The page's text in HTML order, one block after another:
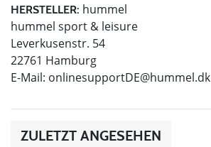
HERSTELLER: hummel
hummel sport & leisure
Leverkusenstr. 54
22761 Hamburg
E-Mail: onlinesupportDE@hummel.dk
ZULETZT ANGESEHEN